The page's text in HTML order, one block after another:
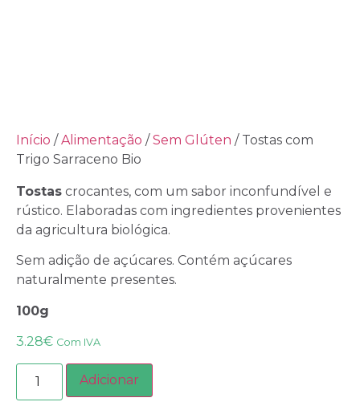
Início /Alimentação /Sem Glúten / Tostas com
Trigo Sarraceno Bio
Tostas crocantes, com um sabor inconfundível e
rústico. Elaboradas com ingredientes provenientes
da agricultura biológica.
Sem adição de açúcares. Contém açúcares
naturalmente presentes.
100g
3.28€ Com IVA
Adicionar